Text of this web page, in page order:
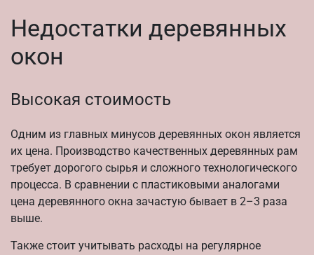
Недостатки деревянных
окон
Высокая стоимость
Одним из главных минусов деревянных окон является
их цена. Производство качественных деревянных рам
требует дорогого сырья и сложного технологического
процесса. В сравнении с пластиковыми аналогами
цена деревянного окна зачастую бывает в 2–3 раза
выше.
Также стоит учитывать расходы на регулярное